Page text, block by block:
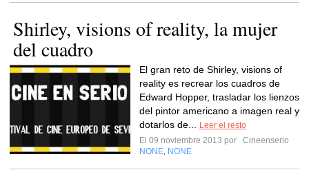
Shirley, visions of reality, la mujer
del cuadro
El gran reto de Shirley, visions of
reality es recrear los cuadros de
Edward Hopper, trasladar los lienzos
del pintor americano a imagen real y
dotarlos de...
Leer el resto
El 09 noviembre 2013 por
Cineenserio
NONE NONE